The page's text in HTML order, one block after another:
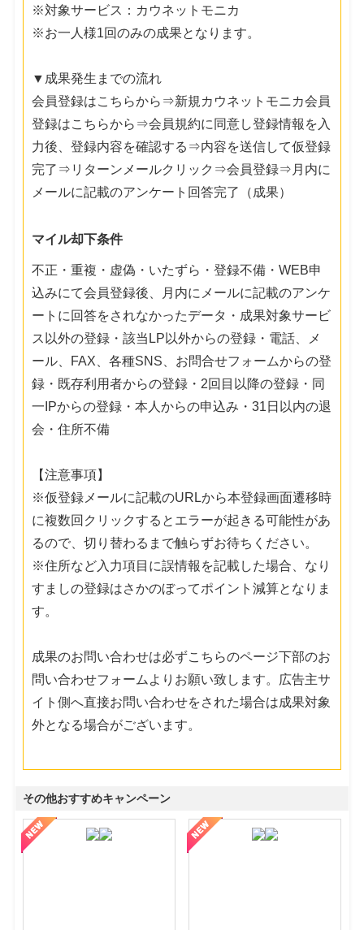
※対象サービス：カウネットモニカ
※お一人様1回のみの成果となります。
▼成果発生までの流れ
会員登録はこちらから⇒新規カウネットモニカ会員
登録はこちらから⇒会員規約に同意し登録情報を入
力後、登録内容を確認する⇒内容を送信して仮登録
完了⇒リターンメールクリック⇒会員登録⇒月内に
メールに記載のアンケート回答完了（成果）
マイル却下条件
不正・重複・虚偽・いたずら・登録不備・WEB申
込みにて会員登録後、月内にメールに記載のアンケ
ートに回答をされなかったデータ・成果対象サービ
ス以外の登録・該当LP以外からの登録・電話、メ
ール、FAX、各種SNS、お問合せフォームからの登
録・既存利用者からの登録・2回目以降の登録・同
一IPからの登録・本人からの申込み・31日以内の退
会・住所不備
【注意事項】
※仮登録メールに記載のURLから本登録画面遷移時
に複数回クリックするとエラーが起きる可能性があ
るので、切り替わるまで触らずお待ちください。
※住所など入力項目に誤情報を記載した場合、なり
すましの登録はさかのぼってポイント減算となりま
す。
成果のお問い合わせは必ずこちらのページ下部のお
問い合わせフォームよりお願い致します。広告主サ
イト側へ直接お問い合わせをされた場合は成果対象
外となる場合がございます。
その他おすすめキャンペーン